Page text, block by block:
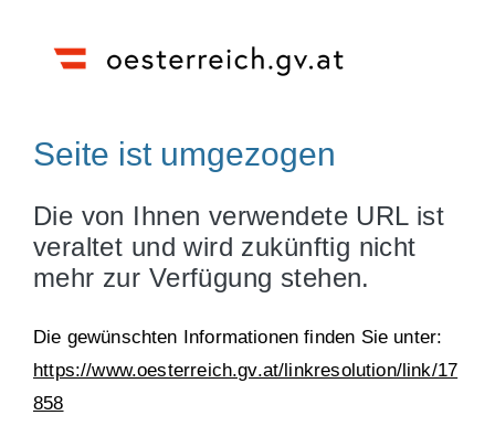
Seite ist umgezogen
Die von Ihnen verwendete URL ist
veraltet und wird zukünftig nicht
mehr zur Verfügung stehen.
Die gewünschten Informationen finden Sie unter:
https://www.oesterreich.gv.at/linkresolution/link/17
858